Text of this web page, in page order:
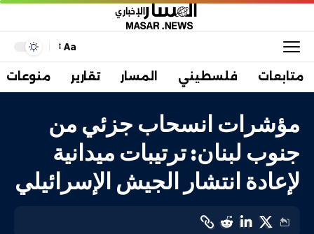
Aa
متابعات فلسطيني المسار تقارير منوعات
مؤشرات انسحاب جزئي من
جنوب لبنان: ترتيبات ميدانية
لإعادة انتشار الجيش الإسرائيلي